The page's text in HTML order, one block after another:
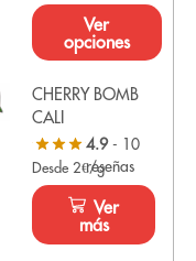
Ver
opciones
CHERRY BOMB
CALI
4.9- 10
reseñas
Desde 2€/g
Ver
más